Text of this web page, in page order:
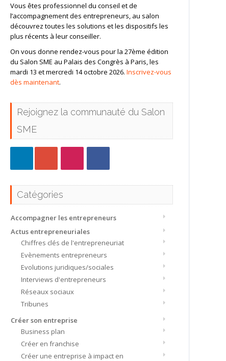
Vous êtes professionnel du conseil et de
l’accompagnement des entrepreneurs, au salon
découvrez toutes les solutions et les dispositifs les
plus récents à leur conseiller.
On vous donne rendez-vous pour la 27ème édition
du Salon SME au Palais des Congrès à Paris, les
mardi 13 et mercredi 14 octobre 2026.Inscrivez-vous
dès maintenant.
Rejoignez la communauté du Salon
SME
Catégories
Accompagner les entrepreneurs
Actus entrepreneuriales
Chiffres clés de l'entrepreneuriat
Evènements entrepreneurs
Evolutions juridiques/sociales
Interviews d'entrepreneurs
Réseaux sociaux
Tribunes
Créer son entreprise
Business plan
Créer en franchise
Créer une entreprise à impact en